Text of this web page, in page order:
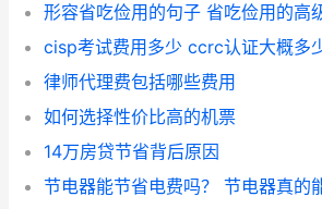
形容省吃俭用的句子 省吃俭用的高
cisp考试费用多少 ccrc认证大概多
律师代理费包括哪些费用
如何选择性价比高的机票
14万房贷节省背后原因
节电器能节省电费吗？ 节电器真的